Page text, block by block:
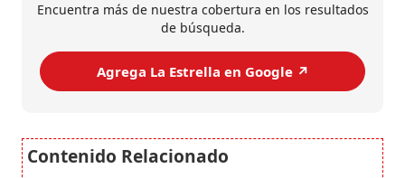
Encuentra más de nuestra cobertura en los resultados
de búsqueda.
Agrega La Estrella en Google ↗️